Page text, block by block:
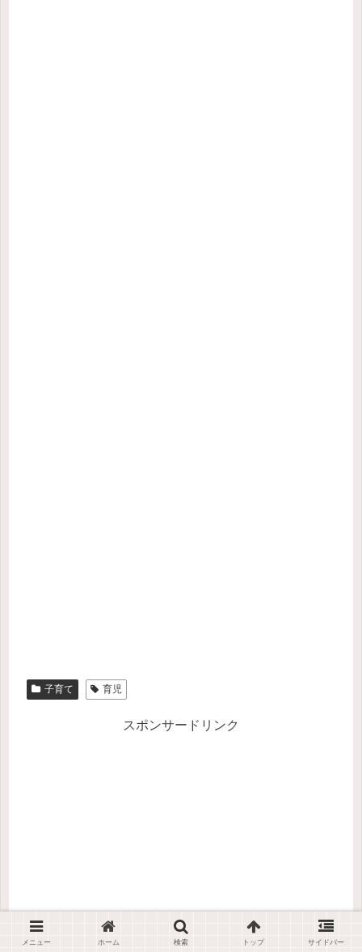
子育て 育児
スポンサードリンク
メニュー ホーム 検索 トップ サイドバー